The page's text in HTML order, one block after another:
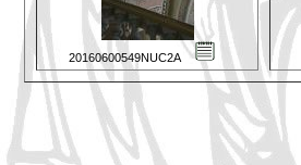
20160600549NUC2A